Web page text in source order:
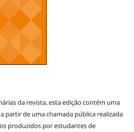
da revista, esta edição contém uma
partir de uma chamada pública realizada
produzidos por estudantes de